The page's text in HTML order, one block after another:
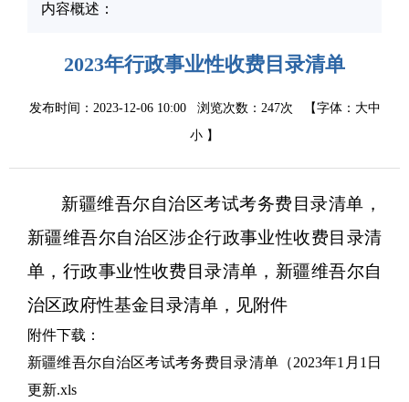
内容概述：
2023年行政事业性收费目录清单
发布时间：2023-12-06 10:00浏览次数： 247次 【字体： 大中
小 】
新疆维吾尔自治区考试考务费目录清单 ，
新疆维吾尔自治区涉企行政事业性收费目录清
单 ， 行政事业性收费目录清单 ， 新疆维吾尔自
治区政府性基金目录清单，见附件
附件下载：
新疆维吾尔自治区考试考务费目录清单（2023年1月1日
更新.xls